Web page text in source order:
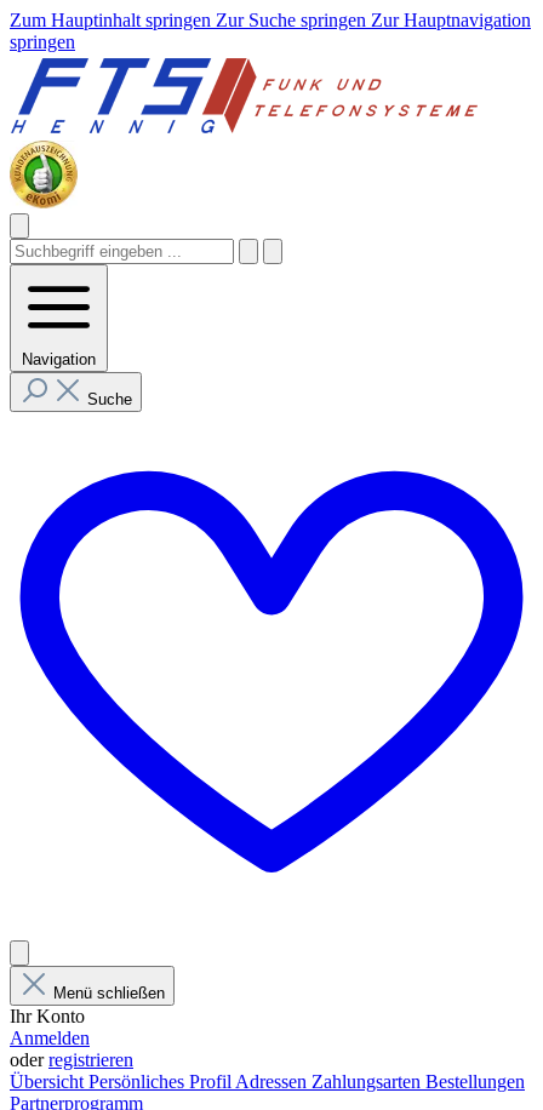
Zum Hauptinhalt springen Zur Suche springen Zur Hauptnavigation
springen
Navigation
Suche
Menü schließen
Ihr Konto
Anmelden
oderregistrieren
Übersicht Persönliches Profil Adressen Zahlungsarten Bestellungen
Partnerprogramm